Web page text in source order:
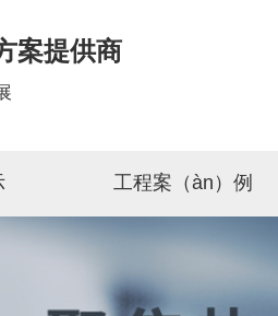
案提供商
工程案（àn）例